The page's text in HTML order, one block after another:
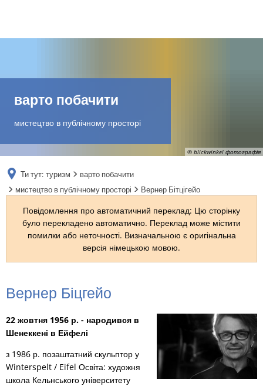
NL
TR
© blickwinkel фотографія
варто побачити
мистецтво в публічному просторі
Ти тут: туризм
варто побачити
мистецтво в публічному просторі
Вернер Бітцігейо
Повідомлення про автоматичний переклад: Цю сторінку
було перекладено автоматично. Переклад може містити
помилки або неточності. Визначальною є оригінальна
версія німецькою мовою.
Вернер
Бітцігейо
Вернер Біцгейо
22 жовтня 1956 р. - народився в
Шенеккені в Ейфелі
з 1986 р. позаштатний скульптор у
Winterspelt / Eifel Освіта: художня
школа Кельнського університету